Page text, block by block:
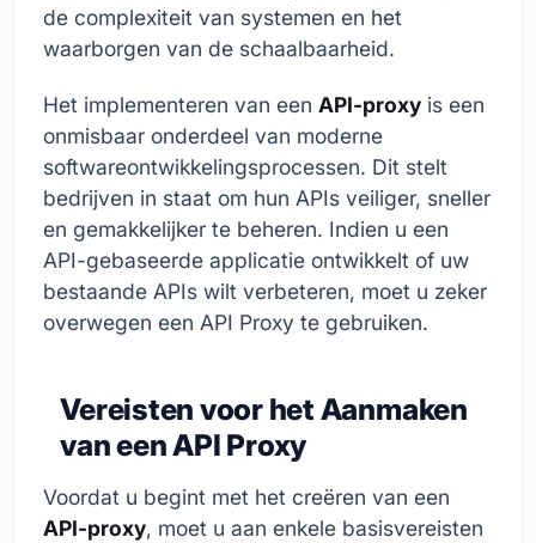
de complexiteit van systemen en het
waarborgen van de schaalbaarheid.
Het implementeren van een API-proxy is een
onmisbaar onderdeel van moderne
softwareontwikkelingsprocessen. Dit stelt
bedrijven in staat om hun APIs veiliger, sneller
en gemakkelijker te beheren. Indien u een
API-gebaseerde applicatie ontwikkelt of uw
bestaande APIs wilt verbeteren, moet u zeker
overwegen een API Proxy te gebruiken.
Vereisten voor het Aanmaken
van een API Proxy
Voordat u begint met het creëren van een
API-proxy, moet u aan enkele basisvereisten